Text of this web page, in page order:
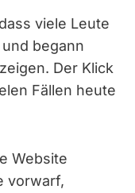
viele Leute
begann
Der Klick
Fällen heute
Website
vorwarf,